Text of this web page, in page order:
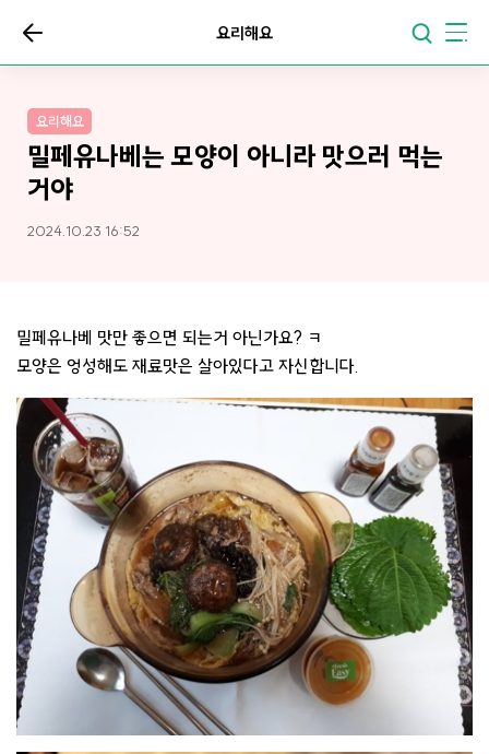
요리해요
요리해요
밀페유나베는 모양이 아니라 맛으러 먹는
거야
2024.10.23 16:52
밀페유나베 맛만 좋으면 되는거 아닌가요? ㅋ
모양은 엉성해도 재료맛은 살아있다고 자신합니다.